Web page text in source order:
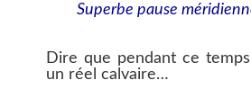
Superbe pause
Dire que pendant ce
un réel calvaire…